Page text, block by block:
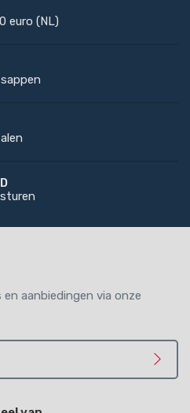
euro (NL)
aanbiedingen via onze
Meld